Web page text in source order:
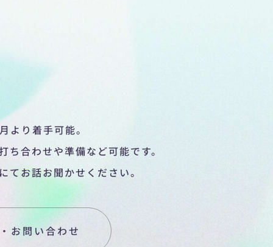
より着手可能。
ち合わせや準備など可能です。
てお話お聞かせください。
お問い合わせ